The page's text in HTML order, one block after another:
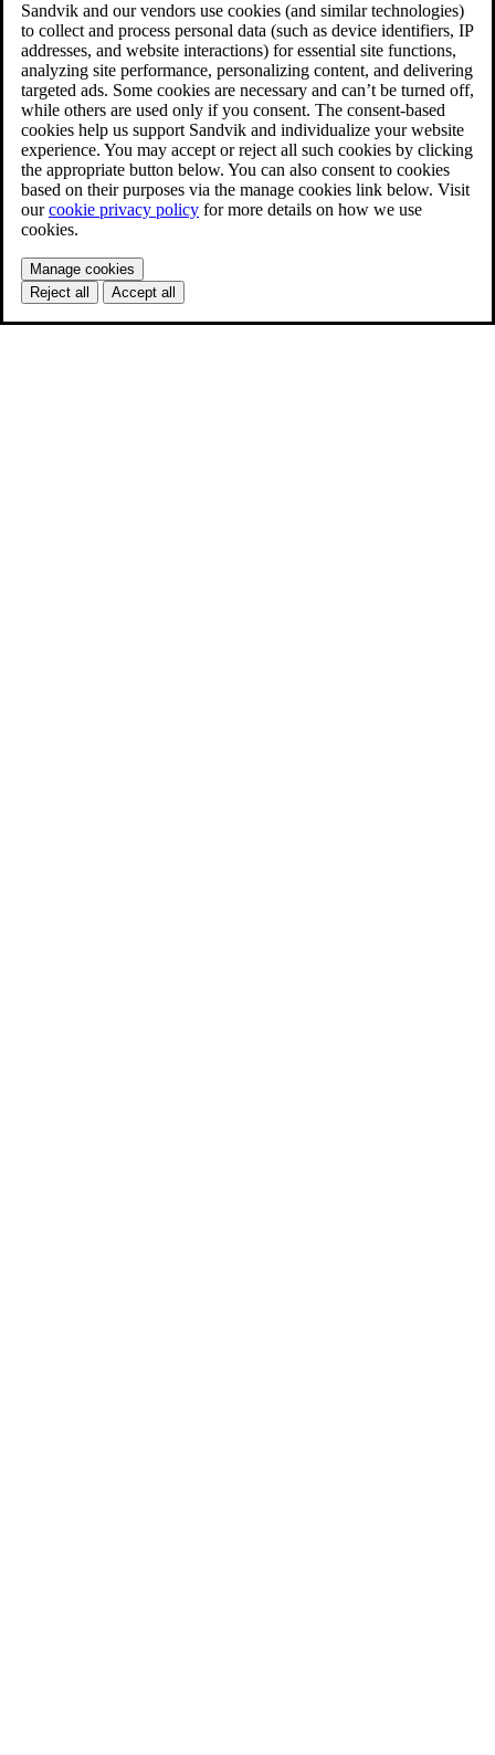
Sandvik and our vendors use cookies (and similar technologies)
to collect and process personal data (such as device identifiers, IP
addresses, and website interactions) for essential site functions,
analyzing site performance, personalizing content, and delivering
targeted ads. Some cookies are necessary and can’t be turned off,
while others are used only if you consent. The consent-based
cookies help us support Sandvik and individualize your website
experience. You may accept or reject all such cookies by clicking
the appropriate button below. You can also consent to cookies
based on their purposes via the manage cookies link below. Visit
ourcookie privacy policy for more details on how we use
cookies.
Manage cookies
Reject all
Accept all